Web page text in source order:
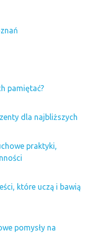
pamiętać?
dla najbliższych
praktyki,
które uczą i bawią
pomysły na